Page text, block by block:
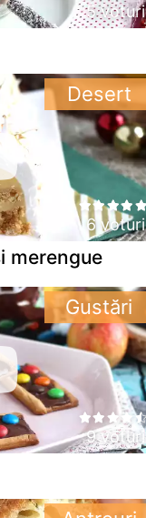
5 voturi
6 voturi
merengue
Desert
9 voturi
Gustări